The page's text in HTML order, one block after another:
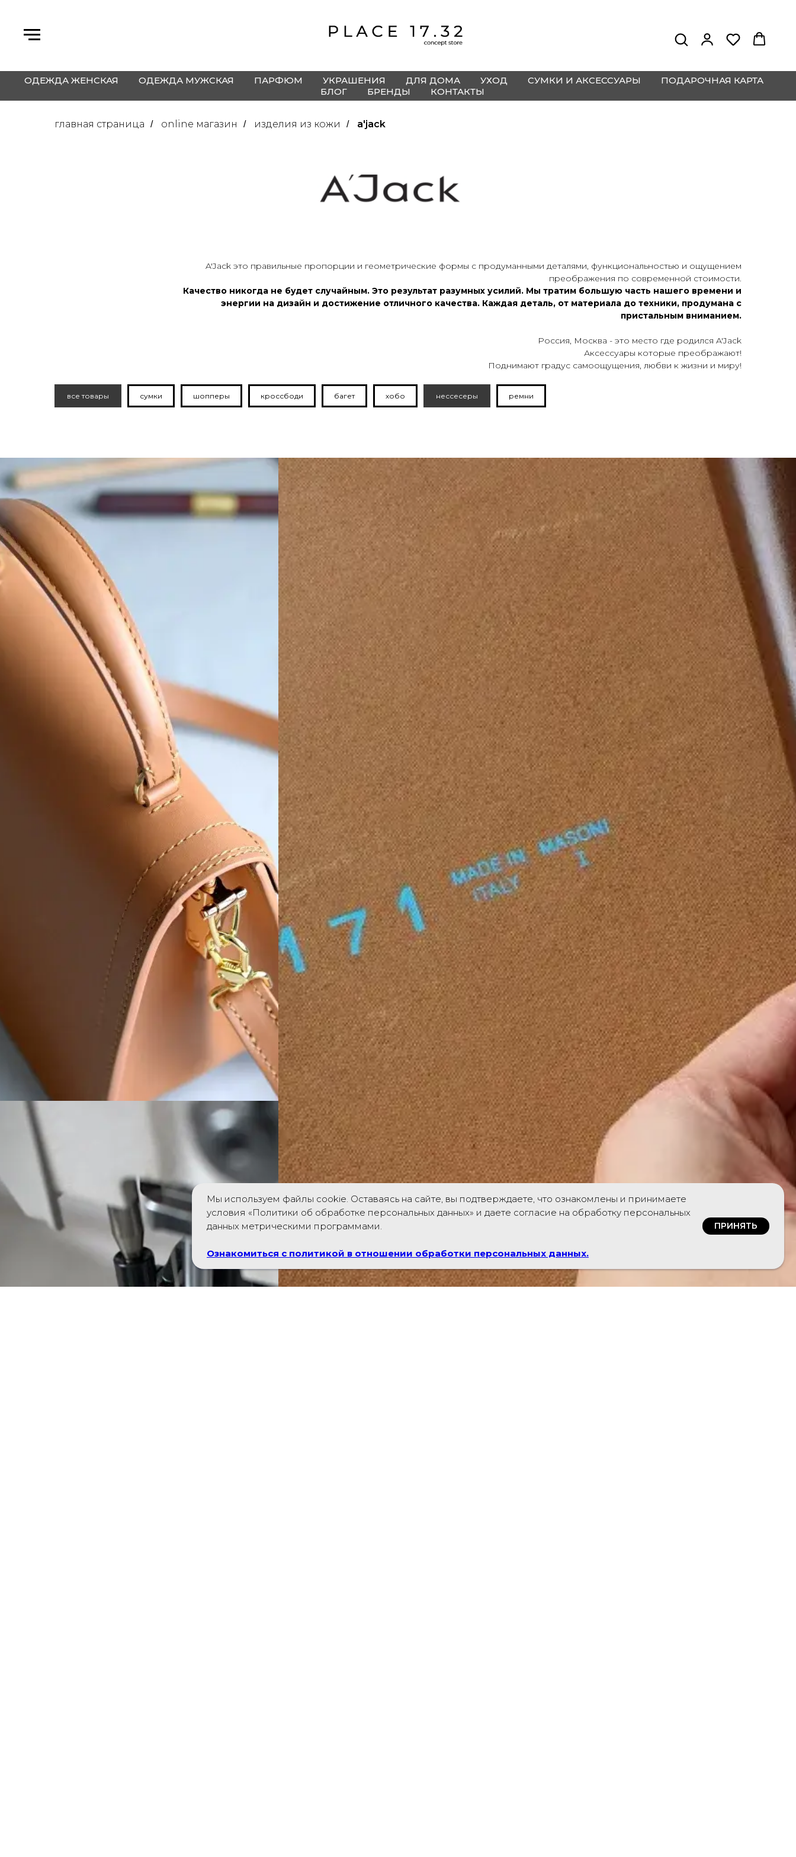
ОДЕЖДА ЖЕНСКАЯ ОДЕЖДА МУЖСКАЯ ПАРФЮМ УКРАШЕНИЯ ДЛЯ ДОМА УХОД СУМКИ И АКСЕССУАРЫ
ПОДАРОЧНАЯ КАРТА
БЛОГ
БРЕНДЫ КОНТАКТЫ
главная страница / online магазин / изделия из кожи / a'jack
A'Jack это правильные пропорции и геометрические формы с продуманными деталями, функциональностью и ощущением
преображения по современной стоимости.
Качество никогда не будет случайным. Это результат разумных усилий. Мы тратим большую часть нашего времени и
энергии на дизайн и достижение отличного качества. Каждая деталь, от материала до техники, продумана с
пристальным вниманием.
Россия, Москва - это место где родился A'Jack
Аксессуары которые преображают!
Поднимают градус самоощущения, любви к жизни и миру!
все товары сумки шопперы кроссбоди багет хобо нессесеры ремни
Мы используем файлы cookie. Оставаясь на сайте, вы подтверждаете, что ознакомлены и принимаете
условия «Политики об обработке персональных данных» и даете согласие на обработку персональных
данных метрическими программами.
Ознакомиться с политикой в отношении обработки персональных данных.
ПРИНЯТЬ